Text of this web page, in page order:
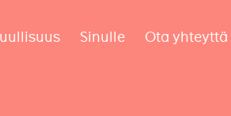
Sinulle Ota yhteyttä